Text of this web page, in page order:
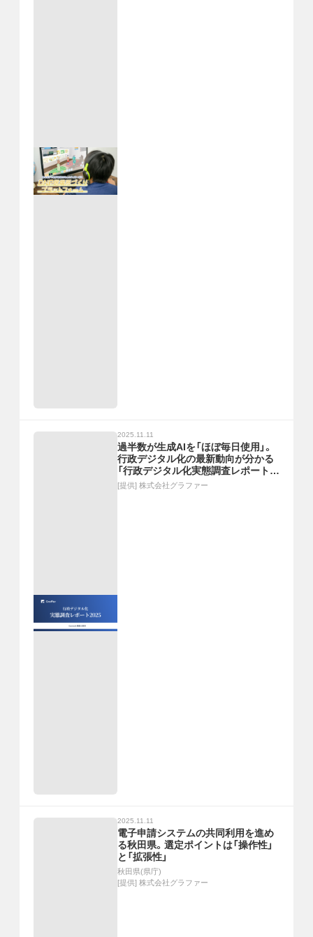
2025.11.11
過半数が生成AIを「ほぼ毎日使用」。
行政デジタル化の最新動向が分かる
「行政デジタル化実態調査レポート
2025」
[提供] 株式会社グラファー
2025.11.11
電子申請システムの共同利用を進め
る秋田県。選定ポイントは「操作性」
と「拡張性」
秋田県(県庁)
[提供] 株式会社グラファー